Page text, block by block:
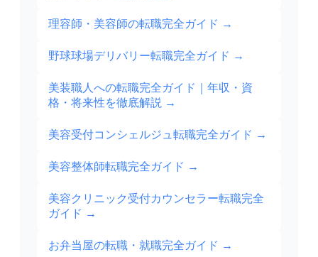
理容師・美容師の転職完全ガイド →
野球球場デリバリー転職完全ガイド →
美装職人への転職完全ガイド｜年収・資
格・将来性を徹底解説 →
美容受付コンシェルジュ転職完全ガイド →
美容整体師転職完全ガイド →
美容クリニック受付カウンセラー転職完全
ガイド →
お弁当屋の転職・就職完全ガイド →